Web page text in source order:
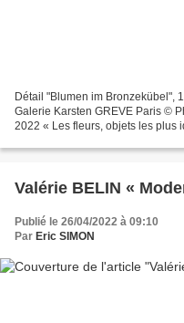
Détail "Blumen im Bronzekübel",
Galerie Karsten GREVE Paris ©
2022 « Les fleurs, objets les plus
Valérie BELIN «
Publié le 26/04/2022 à 09:10
Par Eric SIMON